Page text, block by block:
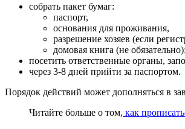
собрать пакет бумаг:
паспорт,
основания для проживания,
разрешение хозяев (если
домовая книга (не обязательно);
посетить ответственные органы,
через 3-8 дней прийти за паспортом.
Порядок действий может дополняться в
Читайте больше о том, как